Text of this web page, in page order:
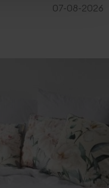
07-08-2026